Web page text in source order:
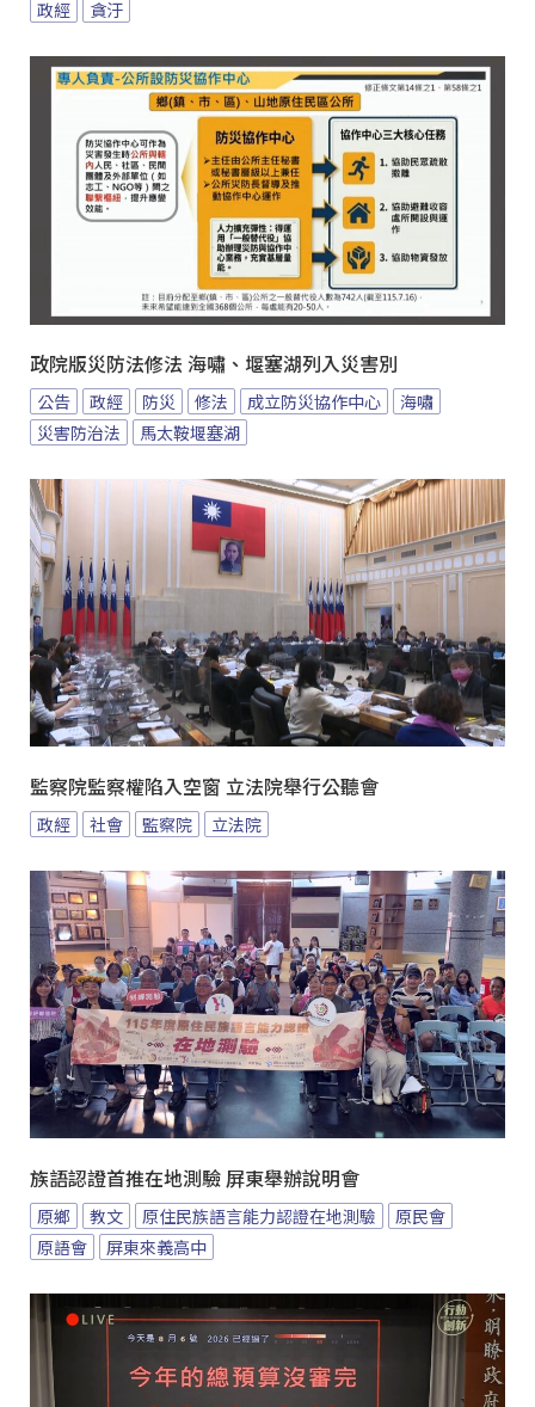
政經 貪汙
政院版災防法修法 海嘯、堰塞湖列入災害別
公告 政經 防災 修法 成立防災協作中心
海嘯
災害防治法
馬太鞍堰塞湖
監察院監察權陷入空窗 立法院舉行公聽會
政經 社會 監察院 立法院
族語認證首推在地測驗 屏東舉辦說明會
原鄉 教文 原住民族語言能力認證在地測驗
原民會
原語會
屏東來義高中